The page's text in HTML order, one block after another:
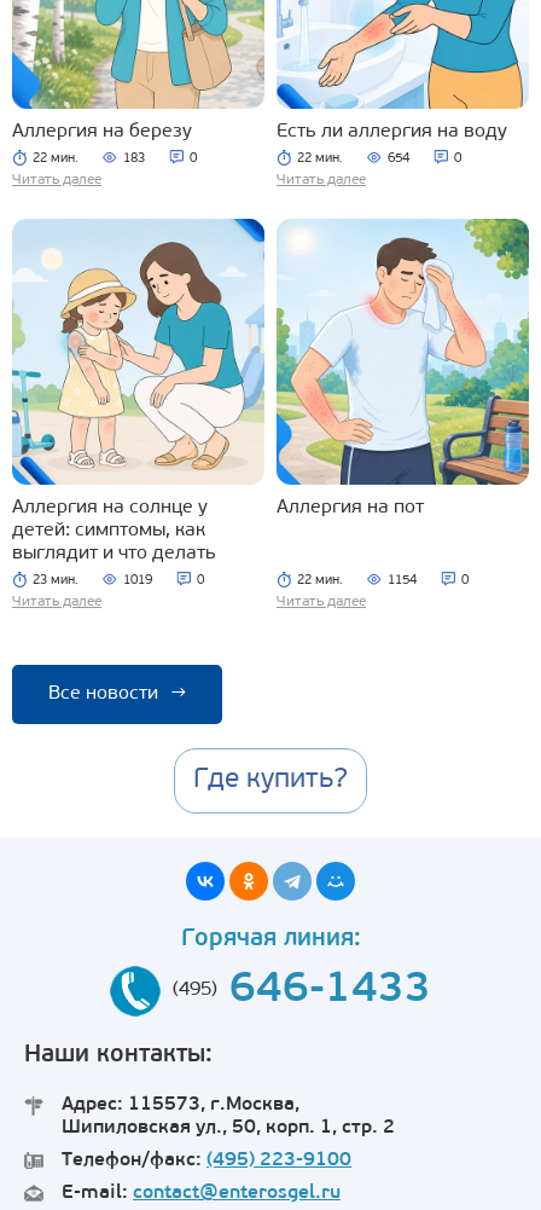
Аллергия на березу
22 мин. 183 0
Читать далее
Есть ли аллергия на воду
22 мин. 654 0
Читать далее
Аллергия на солнце у
детей: симптомы, как
выглядит и что делать
23 мин. 1019 0
Читать далее
Аллергия на пот
22 мин. 1154 0
Читать далее
Все новости →
Где купить?
Горячая линия:
(495) 646-1433
Наши контакты:
Адрес: 115573, г.Москва,
Шипиловская ул., 50, корп. 1, стр. 2
Телефон/факс: (495) 223-9100
E-mail: contact@enterosgel.ru